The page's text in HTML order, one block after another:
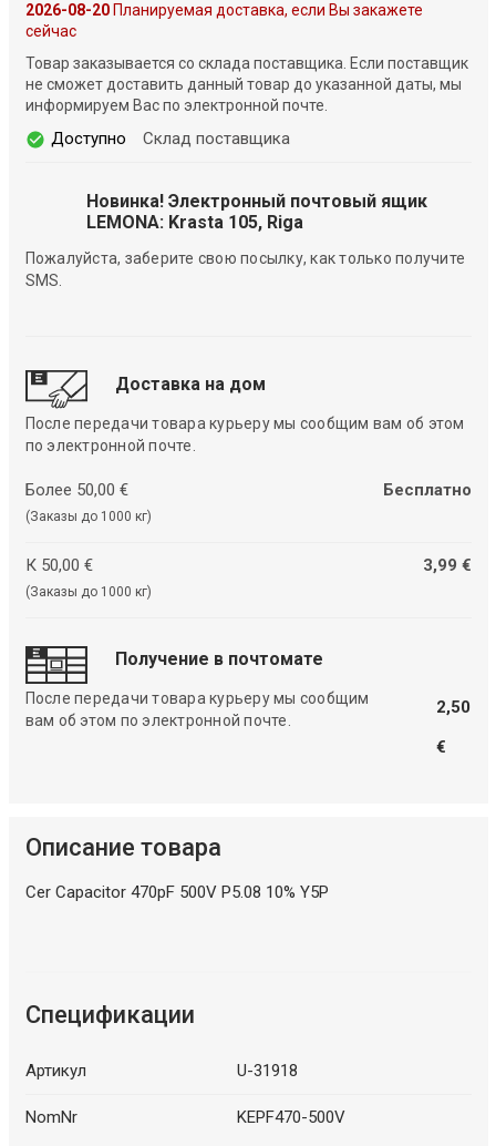
2026-08-20Планируемая доставка, если Вы закажете
сейчас
Товар заказывается со склада поставщика. Если поставщик
не сможет доставить данный товар до указанной даты, мы
информируем Вас по электронной почте.
Доступно Склад поставщика
Новинка! Электронный почтовый ящик
LEMONA: Krasta 105, Riga
Пожалуйста, заберите свою посылку, как только получите
SMS.
Доставка на дом
После передачи товара курьеру мы сообщим вам об этом
по электронной почте.
Более 50,00 €
(Заказы до 1000 кг)
Бесплатно
К 50,00 €
(Заказы до 1000 кг)
3,99 €
Получение в почтомате
После передачи товара курьеру мы сообщим
вам об этом по электронной почте.
2,50
€
Описание товара
Cer Capacitor 470pF 500V P5.08 10% Y5P
Спецификации
Артикул U-31918
NomNr KEPF470-500V